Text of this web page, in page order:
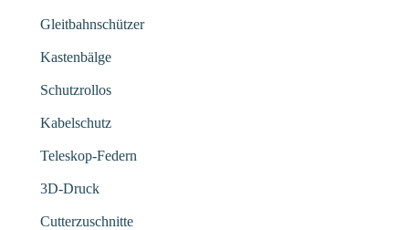
Gleitbahnschützer
Kastenbälge
Schutzrollos
Kabelschutz
Teleskop-Federn
3D-Druck
Cutterzuschnitte